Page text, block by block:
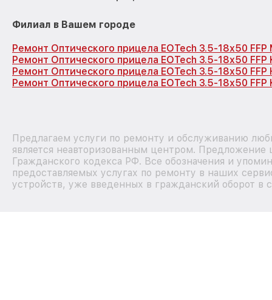
Филиал в Вашем городе
Ремонт Оптического прицела EOTech 3.5-18x50 FFP
Ремонт Оптического прицела EOTech 3.5-18x50 FFP
Ремонт Оптического прицела EOTech 3.5-18x50
Ремонт Оптического прицела EOTech 3.5-18x50 FFP
Предлагаем услуги по ремонту и обслуживанию
является неавторизованным центром.
Гражданского кодекса РФ. Все обозначения и
предоставляемых услугах по ремонту в наших
устройств, уже введенных в гражданский оборот в